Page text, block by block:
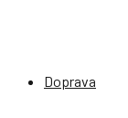
Doprava